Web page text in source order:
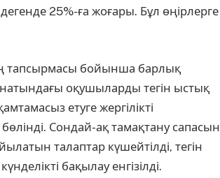
25%-ға жоғары. Бұл өңірлерге
тапсырмасы бойынша барлық
оқушыларды тегін ыстық
етуге жергілікті
Сондай-ақ тамақтану сапасын
талаптар күшейтілді, тегін
бақылау енгізілді.